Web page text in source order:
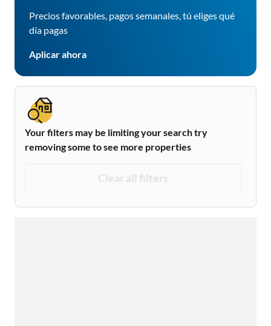
Precios favorables, pagos semanales, tú eliges qué
día pagas
Aplicar ahora
Your filters may be limiting your search try
removing some to see more properties
Clear all filters